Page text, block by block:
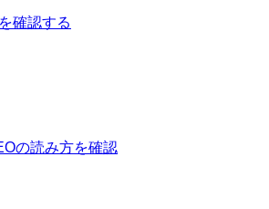
確認する
の読み方を確認